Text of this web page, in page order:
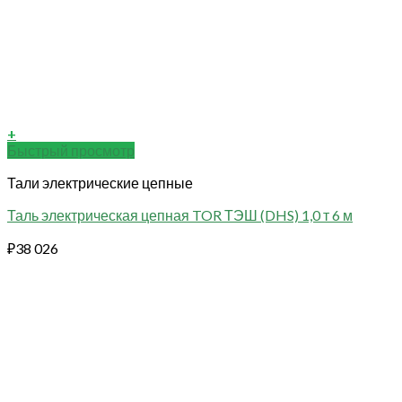
+
Быстрый просмотр
Тали электрические цепные
Таль электрическая цепная TOR ТЭШ (DHS) 1,0 т 6 м
₽38 026